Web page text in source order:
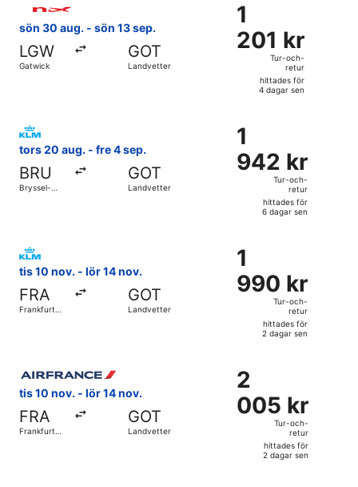
sön 30 aug. - sön 13 sep.
LGW
Gatwick
GOT
Landvetter
1
201 kr
Tur-
retur,
hittades
dagar
sen
1
201 kr
Tur-och-
retur
hittades för
4 dagar sen
tors 20 aug. - fre 4 sep.
BRU
Bryssel-
GOT
Landvetter
1
942 kr
Tur-
retur,
hittades
dagar
sen
1
942 kr
Tur-och-
retur
hittades för
6 dagar sen
Välj flyg med KLM, med avresa tors 20 aug. från
tis 10 nov. - lör 14 nov.
FRA
Frankfurt
GOT
Landvetter
1
990 kr
Tur-
retur,
hittades
dagar
sen
1
990 kr
Tur-och-
retur
hittades för
2 dagar sen
Välj flyg med KLM, med avresa tis 10 nov. från
tis 10 nov. - lör 14 nov.
FRA
Frankfurt
GOT
Landvetter
2
005 kr
Tur-
retur,
hittades
2
005 kr
Tur-och-
retur
hittades för
2 dagar sen